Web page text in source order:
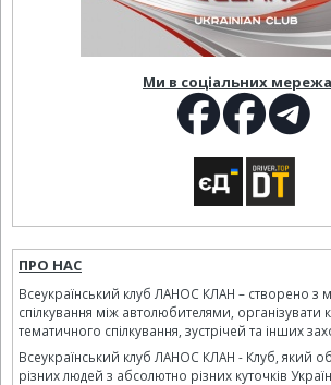
Ми в соціальних
ПРО НАС
Всеукраїнський клуб ЛАНОС КЛАН – створено з
спілкування між автолюбителями, організувати
тематичного спілкування, зустрічей та інших
Всеукраїнський клуб ЛАНОС КЛАН - Клуб, який
різних людей з абсолютно різних куточків